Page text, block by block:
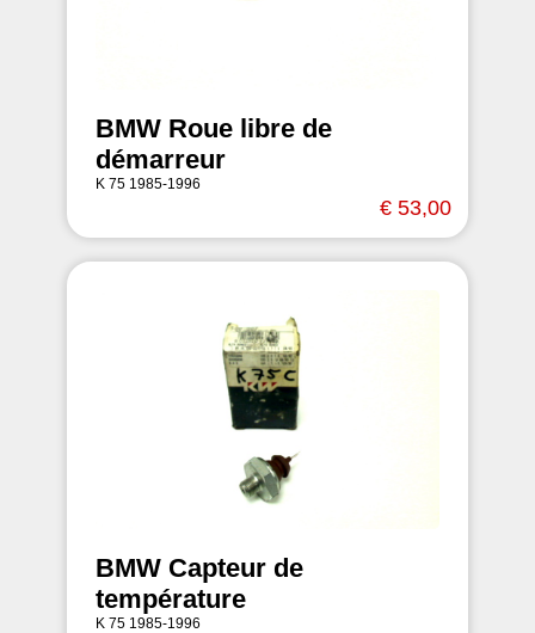
BMW Roue libre de
démarreur
K 75 1985-1996
€ 53,00
BMW Capteur de
température
K 75 1985-1996